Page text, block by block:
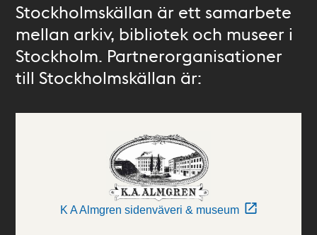
Stockholmskällan är ett samarbete
mellan arkiv, bibliotek och museer i
Stockholm. Partnerorganisationer
till Stockholmskällan är:
K A Almgren sidenväveri & museum